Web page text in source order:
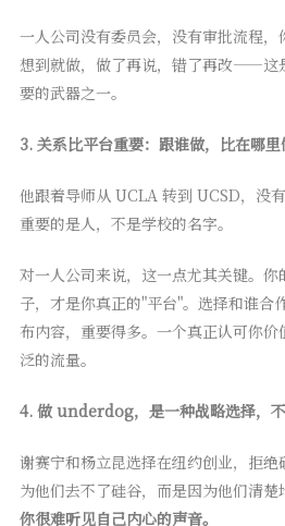
一人公司没有委员会，没有审批流程，
想到就做，做了再说，错了再改——这
要的武器之一。
3. 关系比平台重要：跟谁做，比在哪
他跟着导师从 UCLA 转到 UCSD，没
重要的是人，不是学校的名字。
对一人公司来说，这一点尤其关键。
子，才是你真正的"平台"。选择和谁合
布内容，重要得多。一个真正认可你
泛的流量。
4. 做 underdog，是一种战略选择，
谢赛宁和杨立昆选择在纽约创业，拒
为他们去不了硅谷，而是因为他们清楚
你很难听见自己内心的声音。